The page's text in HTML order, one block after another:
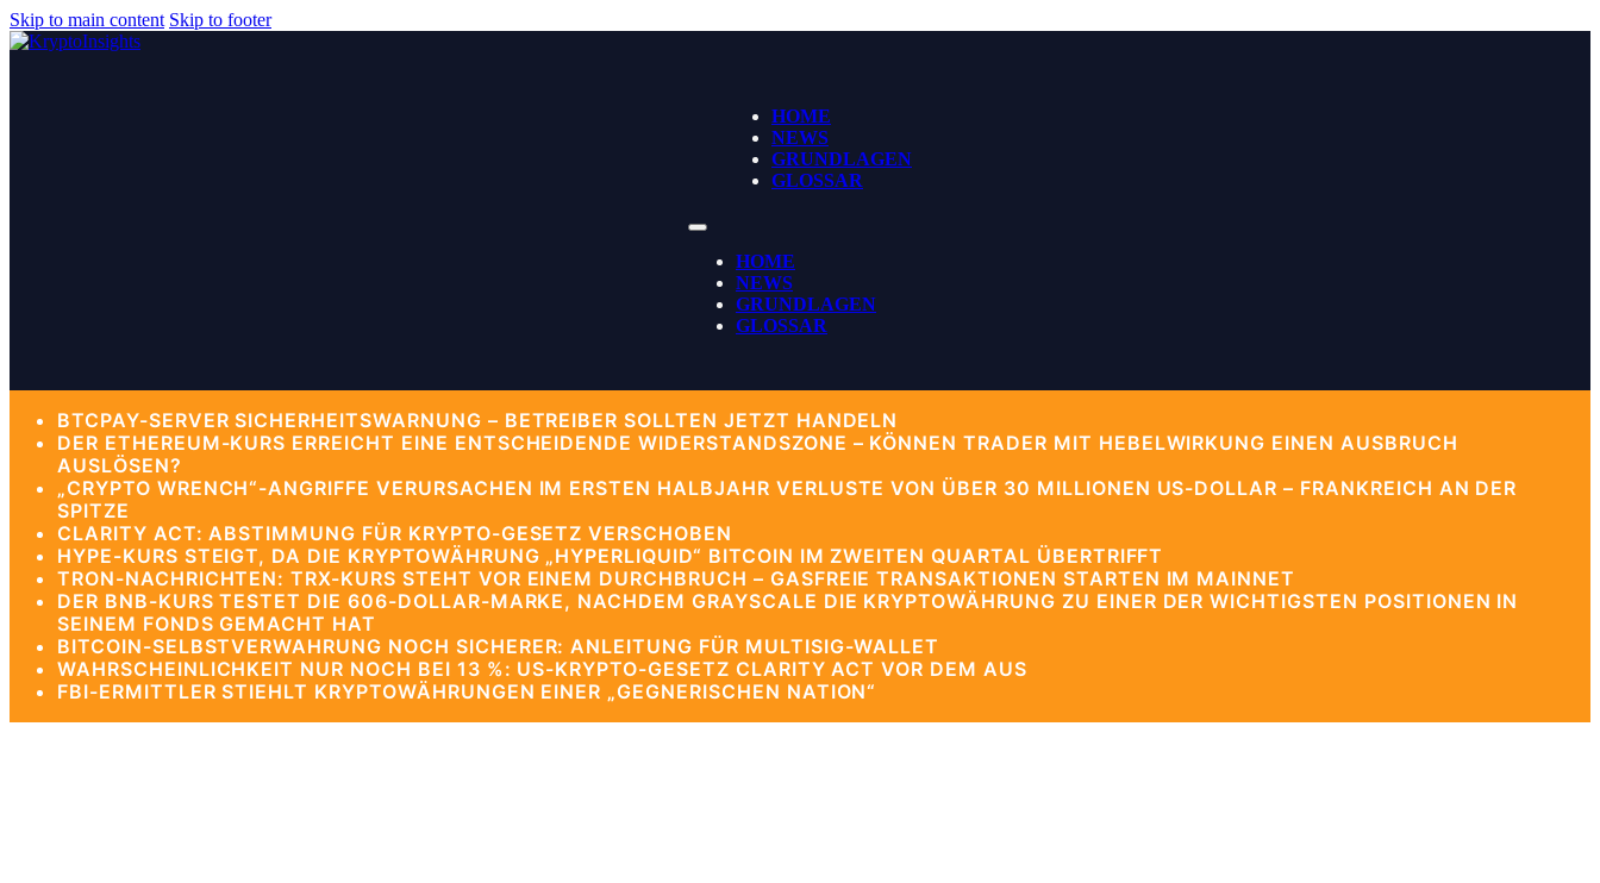
Skip to main content Skip to footer
HOME
NEWS
GRUNDLAGEN
GLOSSAR
HOME
NEWS
GRUNDLAGEN
GLOSSAR
BTCPAY-SERVER SICHERHEITSWARNUNG – BETREIBER SOLLTEN JETZT HANDELN
DER ETHEREUM-KURS ERREICHT EINE ENTSCHEIDENDE WIDERSTANDSZONE – KÖNNEN TRADER MIT HEBELWIRKUNG EINEN AUSBRUCH
AUSLÖSEN?
„CRYPTO WRENCH“-ANGRIFFE VERURSACHEN IM ERSTEN HALBJAHR VERLUSTE VON ÜBER 30 MILLIONEN US-DOLLAR – FRANKREICH AN DER
SPITZE
CLARITY ACT: ABSTIMMUNG FÜR KRYPTO-GESETZ VERSCHOBEN
HYPE-KURS STEIGT, DA DIE KRYPTOWÄHRUNG „HYPERLIQUID“ BITCOIN IM ZWEITEN QUARTAL ÜBERTRIFFT
TRON-NACHRICHTEN: TRX-KURS STEHT VOR EINEM DURCHBRUCH – GASFREIE TRANSAKTIONEN STARTEN IM MAINNET
DER BNB-KURS TESTET DIE 606-DOLLAR-MARKE, NACHDEM GRAYSCALE DIE KRYPTOWÄHRUNG ZU EINER DER WICHTIGSTEN POSITIONEN IN
SEINEM FONDS GEMACHT HAT
BITCOIN-SELBSTVERWAHRUNG NOCH SICHERER: ANLEITUNG FÜR MULTISIG-WALLET
WAHRSCHEINLICHKEIT NUR NOCH BEI 13 %: US-KRYPTO-GESETZ CLARITY ACT VOR DEM AUS
FBI-ERMITTLER STIEHLT KRYPTOWÄHRUNGEN EINER „GEGNERISCHEN NATION“